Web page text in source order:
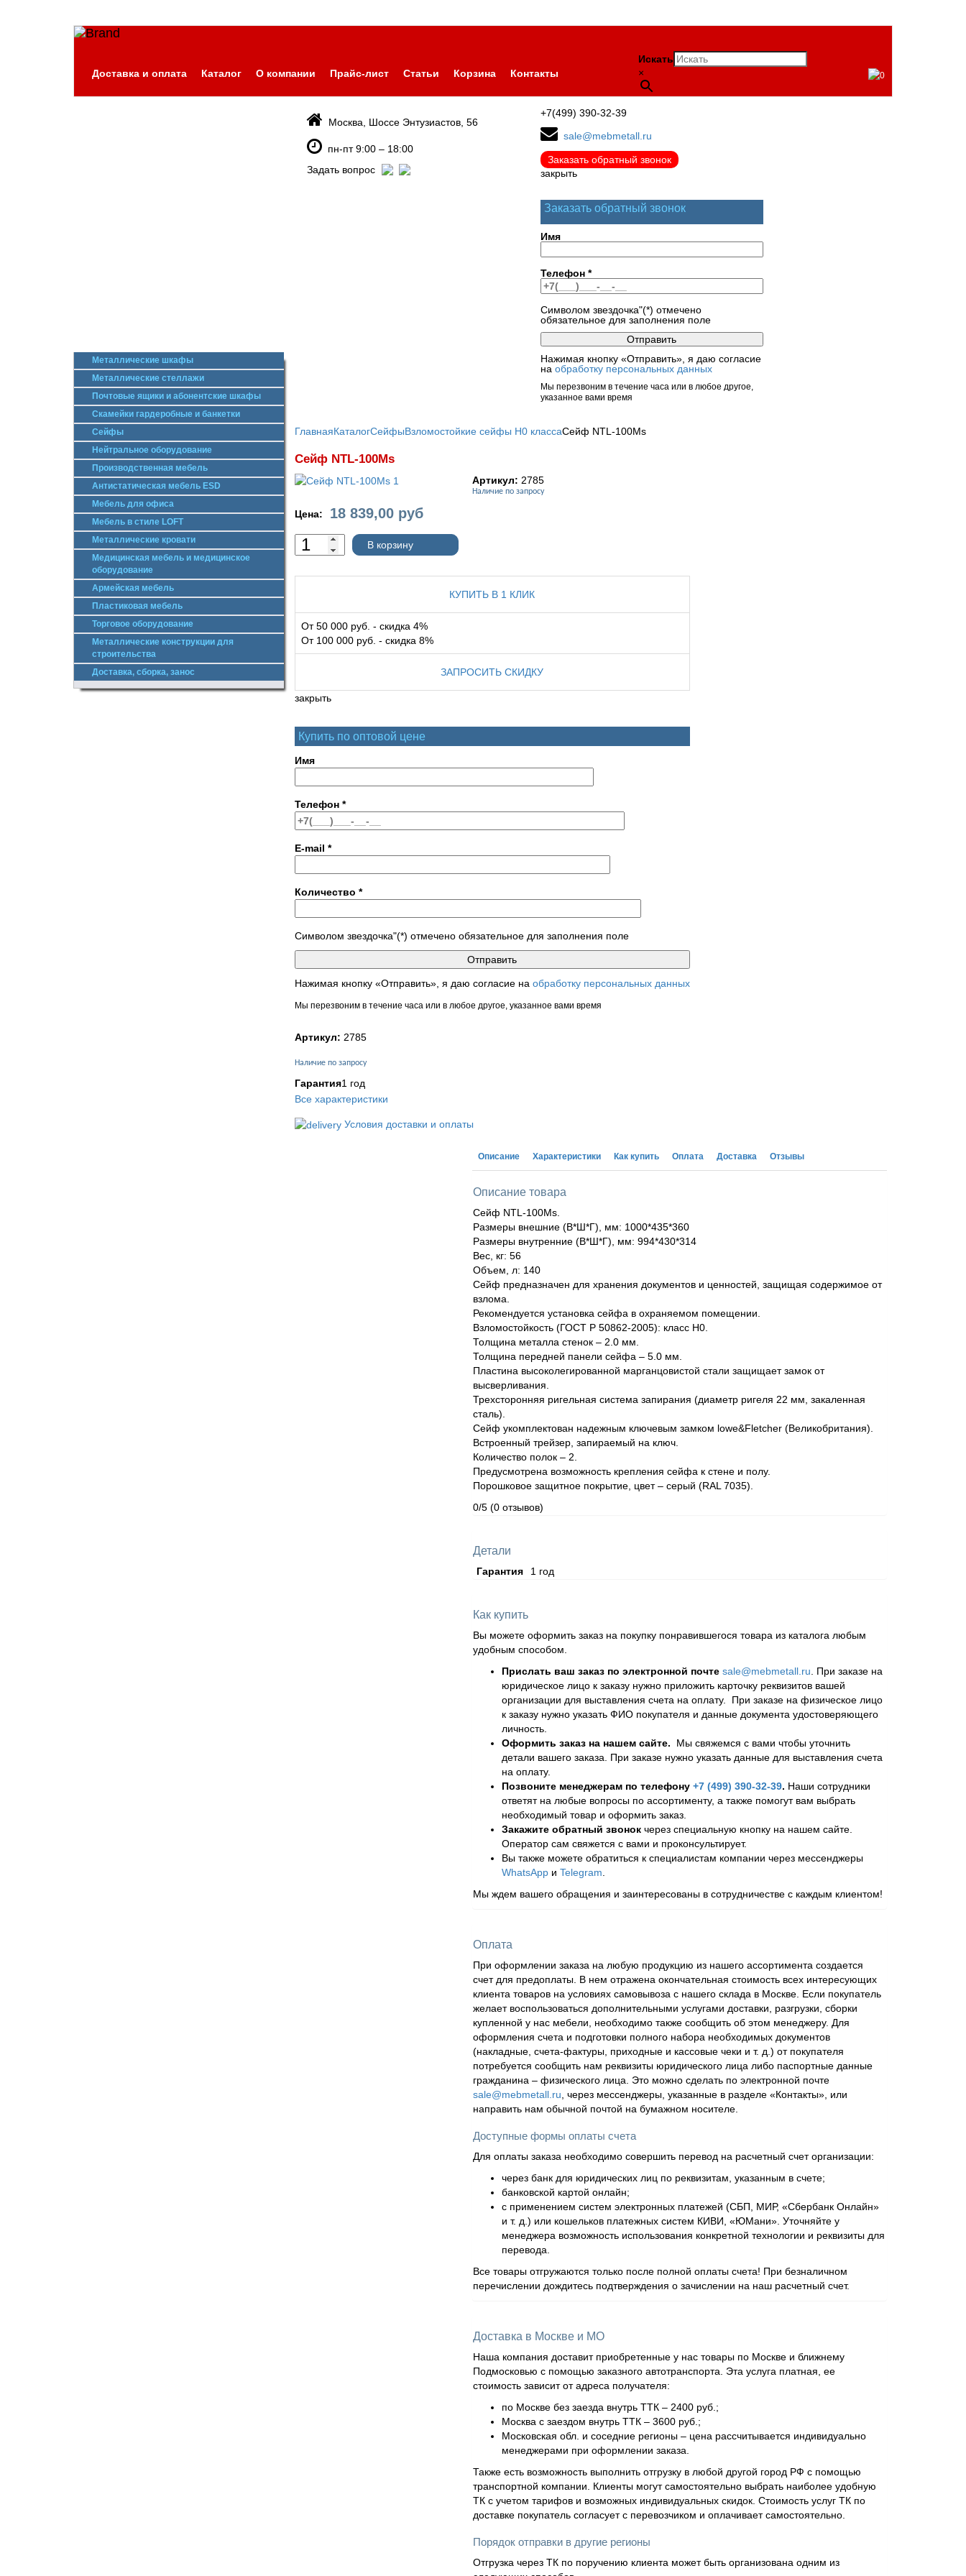
Доставка и оплата Каталог О компании Прайс-лист Статьи Корзина Контакты
Искать
×
0
Москва, Шоссе Энтузиастов, 56
пн-пт 9:00 – 18:00
Задать вопрос
+7(499) 390-32-39
sale@mebmetall.ru
Заказать обратный звонок
закрыть
Заказать обратный звонок
Имя
Телефон *
Символом звездочка"(*) отмечено
обязательное для заполнения поле
Нажимая кнопку «Отправить», я даю согласие
на обработку персональных данных
Мы перезвоним в течение часа или в любое другое,
указанное вами время
Металлические шкафы
Металлические стеллажи
Почтовые ящики и абонентские шкафы
Скамейки гардеробные и банкетки
Сейфы
Нейтральное оборудование
Производственная мебель
Антистатическая мебель ESD
Мебель для офиса
Мебель в стиле LOFT
Металлические кровати
Медицинская мебель и медицинское
оборудование
Армейская мебель
Пластиковая мебель
Торговое оборудование
Металлические конструкции для
строительства
Доставка, сборка, занос
ГлавнаяКаталогСейфыВзломостойкие сейфы H0 классаСейф NTL-100Ms
Сейф NTL-100Ms
Артикул: 2785
Наличие по запросу
Цена: 18 839,00 руб
В корзину
КУПИТЬ В 1 КЛИК
От 50 000 руб. - скидка 4%
От 100 000 руб. - скидка 8%
ЗАПРОСИТЬ СКИДКУ
закрыть
Купить по оптовой цене
Имя
Телефон *
E-mail *
Количество *
Символом звездочка"(*) отмечено обязательное для заполнения поле
Нажимая кнопку «Отправить», я даю согласие на обработку персональных данных
Мы перезвоним в течение часа или в любое другое, указанное вами время
Артикул: 2785
Наличие по запросу
Гарантия1 год
Все характеристики
Условия доставки и оплаты
Описание Характеристики Как купить Оплата Доставка Отзывы
Описание товара
Сейф NTL-100Ms.
Размеры внешние (В*Ш*Г), мм: 1000*435*360
Размеры внутренние (В*Ш*Г), мм: 994*430*314
Вес, кг: 56
Объем, л: 140
Сейф предназначен для хранения документов и ценностей, защищая содержимое от
взлома.
Рекомендуется установка сейфа в охраняемом помещении.
Взломостойкость (ГОСТ Р 50862-2005): класс Н0.
Толщина металла стенок – 2.0 мм.
Толщина передней панели сейфа – 5.0 мм.
Пластина высоколегированной марганцовистой стали защищает замок от
высверливания.
Трехсторонняя ригельная система запирания (диаметр ригеля 22 мм, закаленная
сталь).
Сейф укомплектован надежным ключевым замком lowe&Fletcher (Великобритания).
Встроенный трейзер, запираемый на ключ.
Количество полок – 2.
Предусмотрена возможность крепления сейфа к стене и полу.
Порошковое защитное покрытие, цвет – серый (RАL 7035).
0/5 (0 отзывов)
Детали
Гарантия 1 год
Как купить
Вы можете оформить заказ на покупку понравившегося товара из каталога любым
удобным способом.
Прислать ваш заказ по электронной почте sale@mebmetall.ru. При заказе на
юридическое лицо к заказу нужно приложить карточку реквизитов вашей
организации для выставления счета на оплату. При заказе на физическое лицо
к заказу нужно указать ФИО покупателя и данные документа удостоверяющего
личность.
Оформить заказ на нашем сайте. Мы свяжемся с вами чтобы уточнить
детали вашего заказа. При заказе нужно указать данные для выставления счета
на оплату.
Позвоните менеджерам по телефону +7 (499) 390-32-39. Наши сотрудники
ответят на любые вопросы по ассортименту, а также помогут вам выбрать
необходимый товар и оформить заказ.
Закажите обратный звонокчерез специальную кнопку на нашем сайте.
Оператор сам свяжется с вами и проконсультирует.
Вы также можете обратиться к специалистам компании через мессенджеры
WhatsAppи Telegram.
Мы ждем вашего обращения и заинтересованы в сотрудничестве с каждым клиентом!
Оплата
При оформлении заказа на любую продукцию из нашего ассортимента создается
счет для предоплаты. В нем отражена окончательная стоимость всех интересующих
клиента товаров на условиях самовывоза с нашего склада в Москве. Если покупатель
желает воспользоваться дополнительными услугами доставки, разгрузки, сборки
купленной у нас мебели, необходимо также сообщить об этом менеджеру. Для
оформления счета и подготовки полного набора необходимых документов
(накладные, счета-фактуры, приходные и кассовые чеки и т. д.) от покупателя
потребуется сообщить нам реквизиты юридического лица либо паспортные данные
гражданина – физического лица. Это можно сделать по электронной почте
sale@mebmetall.ru, через мессенджеры, указанные в разделе «Контакты», или
направить нам обычной почтой на бумажном носителе.
Доступные формы оплаты счета
Для оплаты заказа необходимо совершить перевод на расчетный счет организации:
через банк для юридических лиц по реквизитам, указанным в счете;
банковской картой онлайн;
с применением систем электронных платежей (СБП, МИР, «Сбербанк Онлайн»
и т. д.) или кошельков платежных систем КИВИ, «ЮМани». Уточняйте у
менеджера возможность использования конкретной технологии и реквизиты для
перевода.
Все товары отгружаются только после полной оплаты счета! При безналичном
перечислении дождитесь подтверждения о зачислении на наш расчетный счет.
Доставка в Москве и МО
Наша компания доставит приобретенные у нас товары по Москве и ближнему
Подмосковью с помощью заказного автотранспорта. Эта услуга платная, ее
стоимость зависит от адреса получателя:
по Москве без заезда внутрь ТТК – 2400 руб.;
Москва с заездом внутрь ТТК – 3600 руб.;
Московская обл. и соседние регионы – цена рассчитывается индивидуально
менеджерами при оформлении заказа.
Также есть возможность выполнить отгрузку в любой другой город РФ с помощью
транспортной компании. Клиенты могут самостоятельно выбрать наиболее удобную
ТК с учетом тарифов и возможных индивидуальных скидок. Стоимость услуг ТК по
доставке покупатель согласует с перевозчиком и оплачивает самостоятельно.
Порядок отправки в другие регионы
Отгрузка через ТК по поручению клиента может быть организована одним из